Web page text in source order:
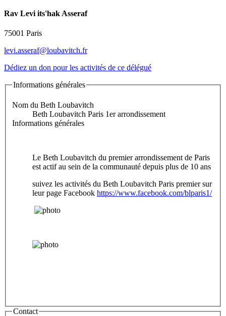
Rav Levi its'hak Asseraf
75001 Paris
levi.asseraf@loubavitch.fr
Dédiez un don pour les activités de ce délégué
Informations générales
Nom du Beth Loubavitch
Beth Loubavitch Paris 1er arrondissement
Informations générales
Le Beth Loubavitch du premier arrondissement de Paris
est actif au sein de la communauté depuis plus de 10 ans
suivez les activités du Beth Loubavitch Paris premier sur
leur page Facebook https://www.facebook.com/blparis1/
Contact